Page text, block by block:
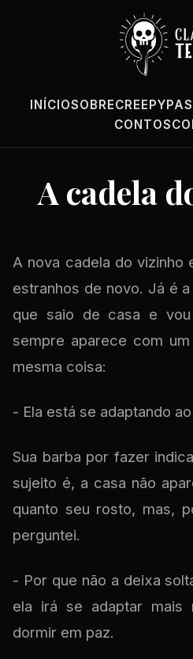
INÍCIOSOBRE
CONTOS
A cadela
A nova cadela do vizinho
estranhos de novo. Já é
que saio de casa e
sempre aparece com
mesma coisa:
- Ela está se adaptando
Sua barba por fazer
sujeito é, a casa não
quanto seu rosto, mas,
perguntei.
- Por que não a deixa
ela irá se adaptar mais
dormir em paz.